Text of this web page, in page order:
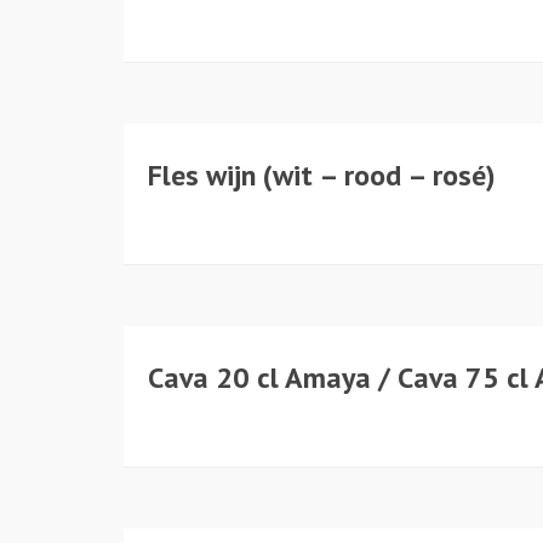
Fles wijn (wit – rood – rosé)
Cava 20 cl Amaya / Cava 75 cl